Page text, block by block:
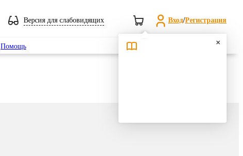
Версия для слабовидящих Вход/Регистрация
Помощь Поиск